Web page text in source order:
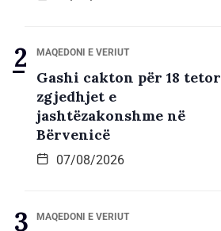
MAQEDONI E VERIUT
Gashi cakton për 18 tetor
zgjedhjet e
jashtëzakonshme në
Bërvenicë
07/08/2026
MAQEDONI E VERIUT